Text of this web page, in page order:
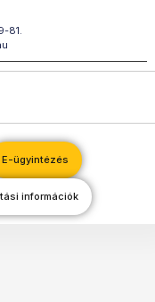
81.
E-ügyintézés
információk